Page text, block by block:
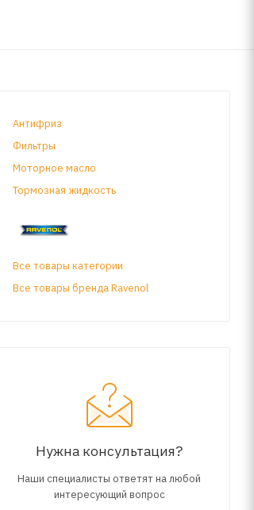
Антифриз
Фильтры
Моторное масло
Тормозная жидкость
Все товары категории
Все товары бренда Ravenol
Нужна консультация?
Наши специалисты ответят на любой
интересующий вопрос